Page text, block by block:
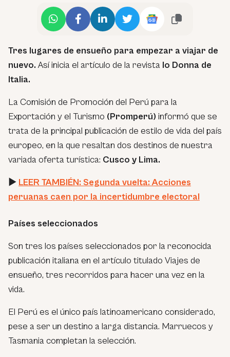
Tres lugares de ensueño para empezar a viajar de
nuevo. Así inicia el artículo de la revista Io Donna de
Italia.
La Comisión de Promoción del Perú para la
Exportación y el Turismo (Promperú) informó que se
trata de la principal publicación de estilo de vida del país
europeo, en la que resaltan dos destinos de nuestra
variada oferta turística: Cusco y Lima.
► LEER TAMBIÉN: Segunda vuelta: Acciones
peruanas caen por la incertidumbre electoral
Países seleccionados
Son tres los países seleccionados por la reconocida
publicación italiana en el artículo titulado Viajes de
ensueño, tres recorridos para hacer una vez en la
vida.
El Perú es el único país latinoamericano considerado,
pese a ser un destino a larga distancia. Marruecos y
Tasmania completan la selección.